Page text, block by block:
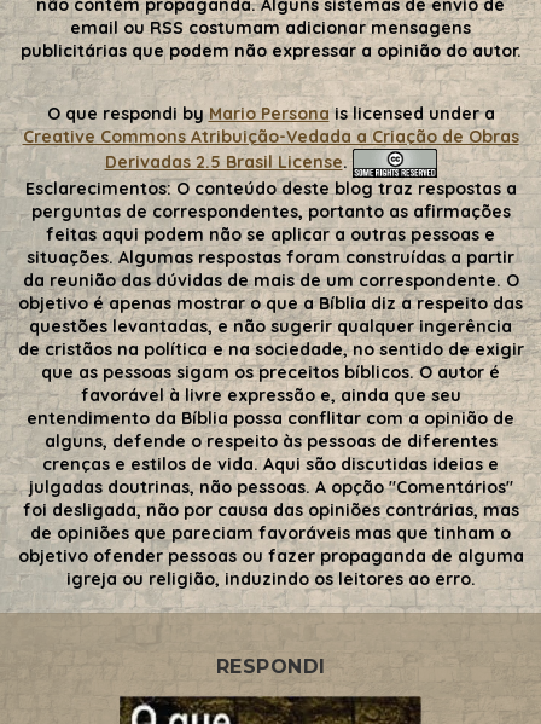
não contém propaganda. Alguns sistemas de envio de
email ou RSS costumam adicionar mensagens
publicitárias que podem não expressar a opinião do autor.
O que respondi byMario Personais licensed under a
Creative Commons Atribuição-Vedada a Criação de Obras
Derivadas 2.5 Brasil License.
Esclarecimentos:O conteúdo deste blog traz respostas a
perguntas de correspondentes, portanto as afirmações
feitas aqui podem não se aplicar a outras pessoas e
situações. Algumas respostas foram construídas a partir
da reunião das dúvidas de mais de um correspondente. O
objetivo é apenas mostrar o que a Bíblia diz a respeito das
questões levantadas, e não sugerir qualquer ingerência
de cristãos na política e na sociedade, no sentido de exigir
que as pessoas sigam os preceitos bíblicos. O autor é
favorável à livre expressão e, ainda que seu
entendimento da Bíblia possa conflitar com a opinião de
alguns, defende o respeito às pessoas de diferentes
crenças e estilos de vida. Aqui são discutidas ideias e
julgadas doutrinas, não pessoas. A opção "Comentários"
foi desligada, não por causa das opiniões contrárias, mas
de opiniões que pareciam favoráveis mas que tinham o
objetivo ofender pessoas ou fazer propaganda de alguma
igreja ou religião, induzindo os leitores ao erro.
RESPONDI